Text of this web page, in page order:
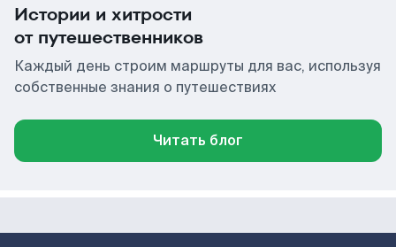
Истории и хитрости
от путешественников
Каждый день строим маршруты для вас, используя
собственные знания о путешествиях
Читать блог